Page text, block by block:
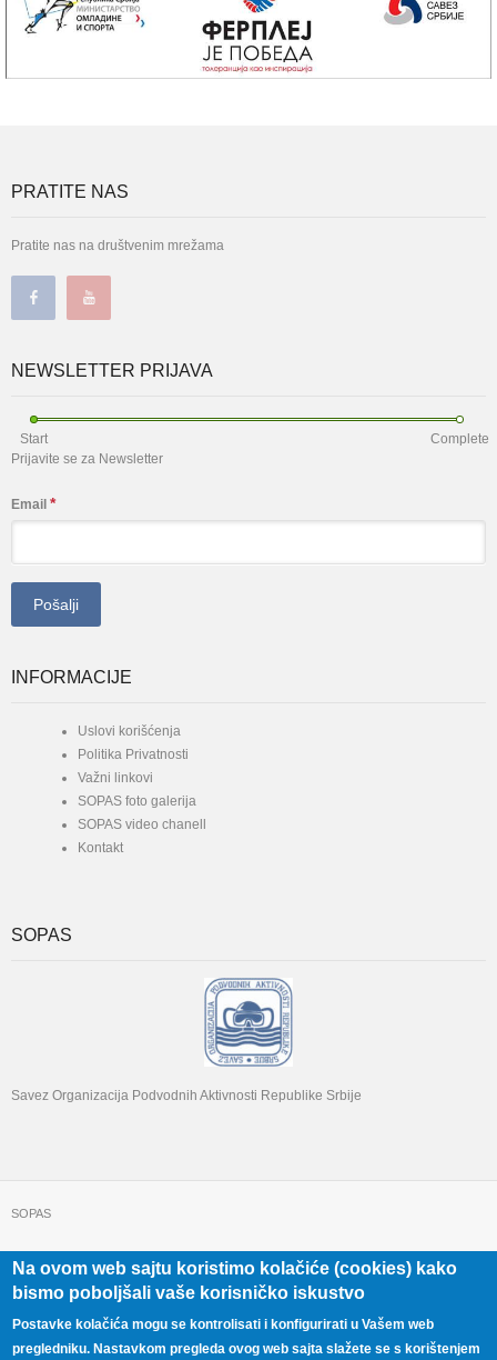
PRATITE NAS
Pratite nas na društvenim mrežama
NEWSLETTER PRIJAVA
Start
Complete
Prijavite se za Newsletter
Email *
INFORMACIJE
Uslovi korišćenja
Politika Privatnosti
Važni linkovi
SOPAS foto galerija
SOPAS video chanell
Kontakt
SOPAS
Savez Organizacija Podvodnih Aktivnosti Republike Srbije
SOPAS
+381 11 322 22 32 Beograd, Beogradska 71
Na ovom web sajtu koristimo kolačiće (cookies) kako
bismo poboljšali vaše korisničko iskustvo
Postavke kolačića mogu se kontrolisati i konfigurirati u Vašem web
pregledniku. Nastavkom pregleda ovog web sajta slažete se s korištenjem